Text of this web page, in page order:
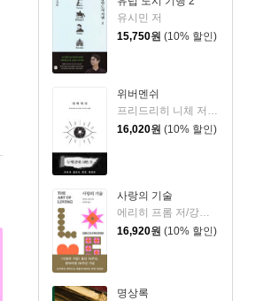
유시민 저
15,750원 (10% 할인)
위버멘쉬
프리드리히 니체 저/어나니머스 역
16,020원 (10% 할인)
사랑의 기술
16,920원 (10% 할인)
명상록